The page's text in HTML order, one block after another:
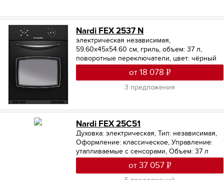
Nardi FEX 2537 N
электрическая независимая,
59.60х45х54.60 см, гриль, объем: 37 л,
поворотные переключатели, цвет: чёрный
от 18 078
3 предложения
Nardi FEX 25C51
Духовка: электрическая,Тип: независимая,
Оформление: классическое,Управление:
утапливаемые с сенсорами,Объем: 37 л
от 37 057